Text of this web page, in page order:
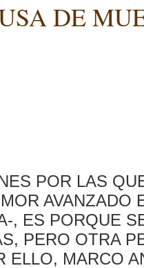
DE
POR LAS
AVANZADO
, ES PORQUE
PERO OTRA
ELLO, MARCO